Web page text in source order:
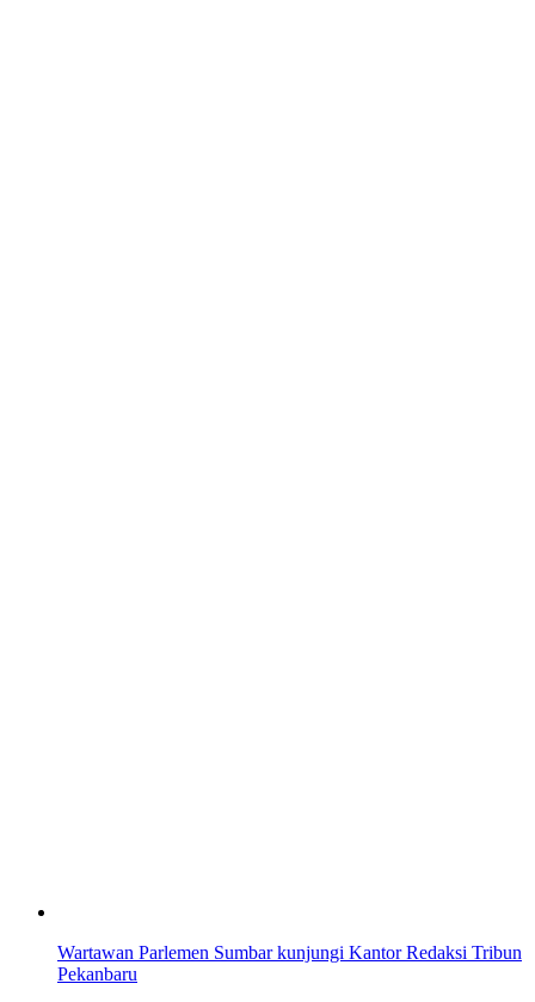
Wartawan Parlemen Sumbar kunjungi Kantor Redaksi Tribun
Pekanbaru